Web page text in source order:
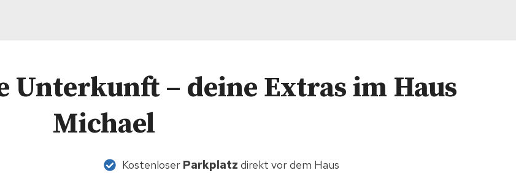
Unterkunft – deine Extras im Haus
Michael
Kostenloser Parkplatz direkt vor dem Haus